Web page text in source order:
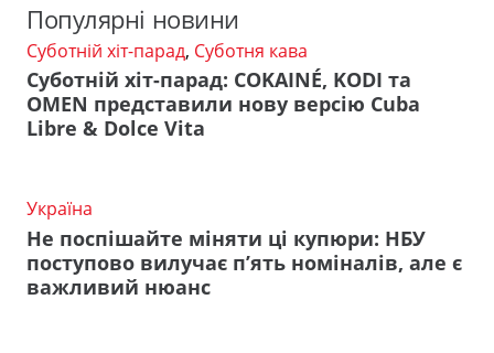
Популярні новини
Суботній хіт-парад, Суботня кава
Суботній хіт-парад: COKAINÉ, KODI та
OMEN представили нову версію Cuba
Libre & Dolce Vita
Україна
Не поспішайте міняти ці купюри: НБУ
поступово вилучає п’ять номіналів, але є
важливий нюанс